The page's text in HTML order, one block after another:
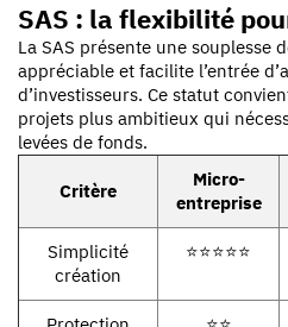
SAS : la flexibilité
La SAS présente une souplesse
appréciable et facilite l’entrée
d’investisseurs. Ce statut
projets plus ambitieux qui
levées de fonds.
Critère
Micro-
entreprise
Simplicité
création
⭐⭐⭐⭐⭐